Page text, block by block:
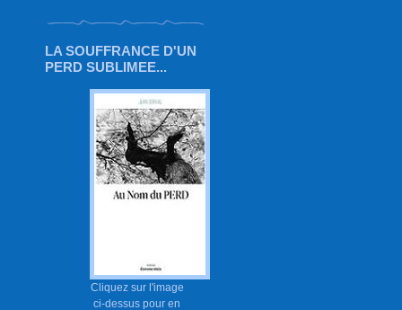
LA SOUFFRANCE D'UN
PERD SUBLIMEE...
Cliquez sur l'image
ci-dessus pour en